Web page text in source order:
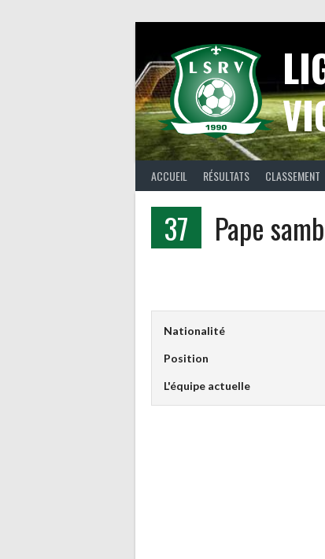
ACCUEIL RÉSULTATS CLASSEMENT
37 Pape
Nationalité
Position
L'équipe actuelle